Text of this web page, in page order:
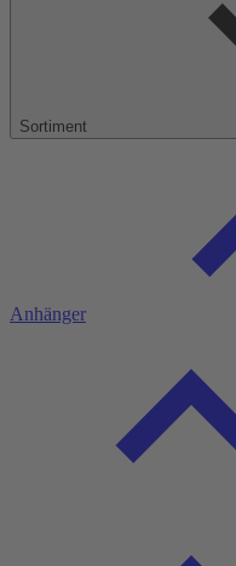
Sortiment
Anhänger